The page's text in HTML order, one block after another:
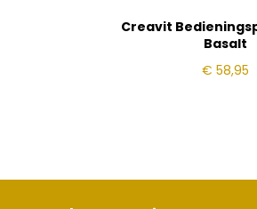
Creavit
Basalt
€ 58,95